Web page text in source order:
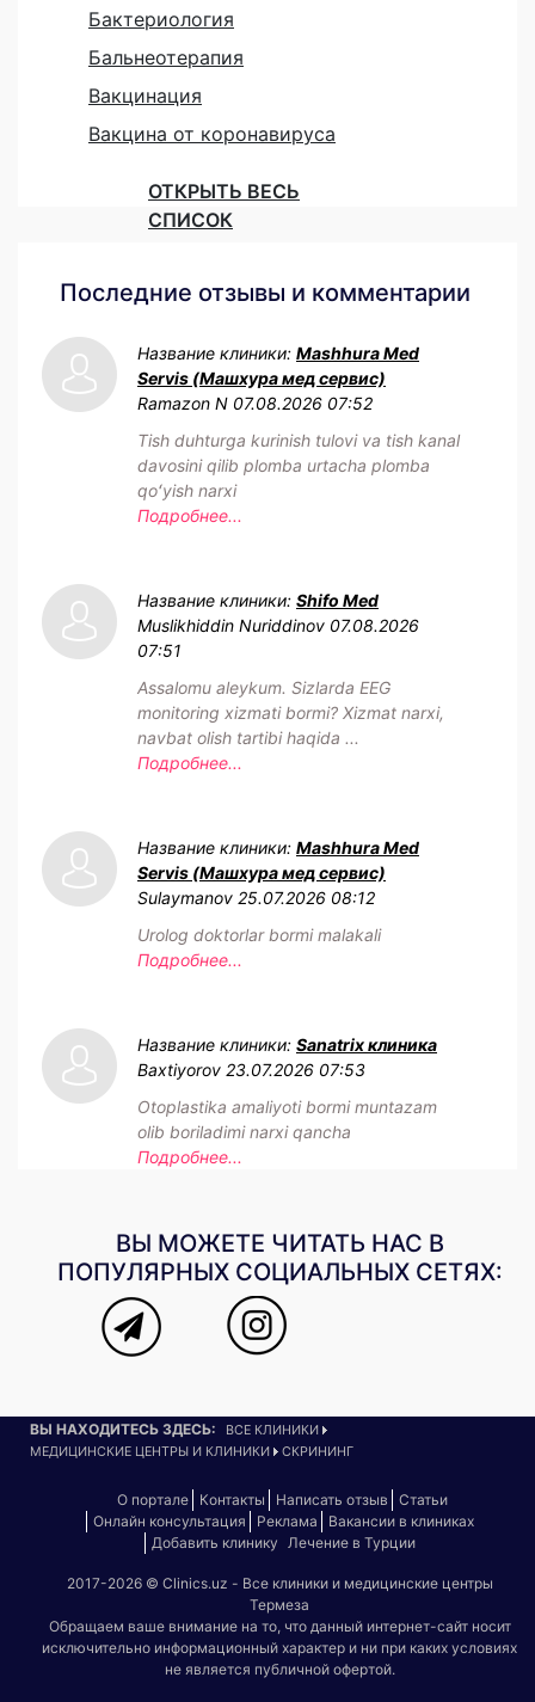
Бактериология
Бальнеотерапия
Вакцинация
Вакцина от коронавируса
ОТКРЫТЬ ВЕСЬ
СПИСОК
Последние отзывы и комментарии
Название клиники: Mashhura Med
Servis (Машхура мед сервис)
Ramazon N 07.08.2026 07:52
Tish duhturga kurinish tulovi va tish kanal
davosini qilib plomba urtacha plomba
qoʻyish narxi
Подробнее...
Название клиники: Shifo Med
Muslikhiddin Nuriddinov 07.08.2026
07:51
Assalomu aleykum. Sizlarda EEG
monitoring xizmati bormi? Xizmat narxi,
navbat olish tartibi haqida ...
Подробнее...
Название клиники: Mashhura Med
Servis (Машхура мед сервис)
Sulaymanov 25.07.2026 08:12
Urolog doktorlar bormi malakali
Подробнее...
Название клиники: Sanatrix клиника
Baxtiyorov 23.07.2026 07:53
Otoplastika amaliyoti bormi muntazam
olib boriladimi narxi qancha
Подробнее...
ВЫ МОЖЕТЕ ЧИТАТЬ НАС В
ПОПУЛЯРНЫХ СОЦИАЛЬНЫХ СЕТЯХ:
ВЫ НАХОДИТЕСЬ ЗДЕСЬ:
ВСЕ КЛИНИКИ
МЕДИЦИНСКИЕ ЦЕНТРЫ И КЛИНИКИ
СКРИНИНГ
О портале Контакты Написать отзыв
Статьи
Онлайн консультация
Реклама
Вакансии в клиниках
Добавить клинику
Лечение в Турции
2017-2026 © Clinics.uz - Все клиники и медицинские центры
Термеза
Обращаем ваше внимание на то, что данный интернет-сайт носит
исключительно информационный характер и ни при каких условиях
не является публичной офертой.